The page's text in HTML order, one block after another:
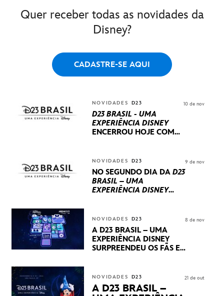
Quer receber todas as novidades da
Disney?
CADASTRE-SE AQUI
NOVIDADES D23
D23 BRASIL - UMA
EXPERIÊNCIA DISNEY
ENCERROU HOJE COM
INTERNACIONAIS E
PRODUÇÕES BRASILEIRAS
10 de nov
NOVIDADES D23
NO SEGUNDO DIA DA D23
BRASIL – UMA
EXPERIÊNCIA DISNEY
STUDIOS REVELARAM
PRÉVIAS E NOVIDADES
DOS SEUS PRÓXIMOS
LANÇAMENTOS
9 de nov
NOVIDADES D23
A D23 BRASIL – UMA
EXPERIÊNCIA DISNEY
SURPREENDEU OS FÃS EM
APRESENTAÇÕES E
PRODUTOS EXCLUSIVOS
NO TRANSAMÉRICA EXPO
8 de nov
NOVIDADES D23
A D23 BRASIL –
21 de out